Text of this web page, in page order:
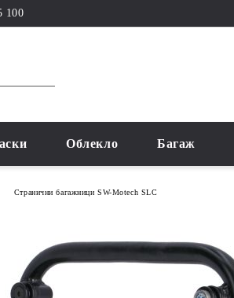
100
Облекло Багаж
Странични багажници SW-Motech SLC